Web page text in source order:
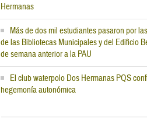
Hermanas
Más de dos mil estudiantes pasaron por
de las Bibliotecas Municipales y del Edificio
de semana anterior a la PAU
El club waterpolo Dos Hermanas PQS
hegemonía autonómica